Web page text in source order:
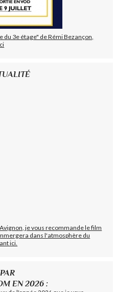
3e étage" de Rémi Bezançon,
je vous recommande le film
dans l'atmosphère du
ici.
EN 2026 :